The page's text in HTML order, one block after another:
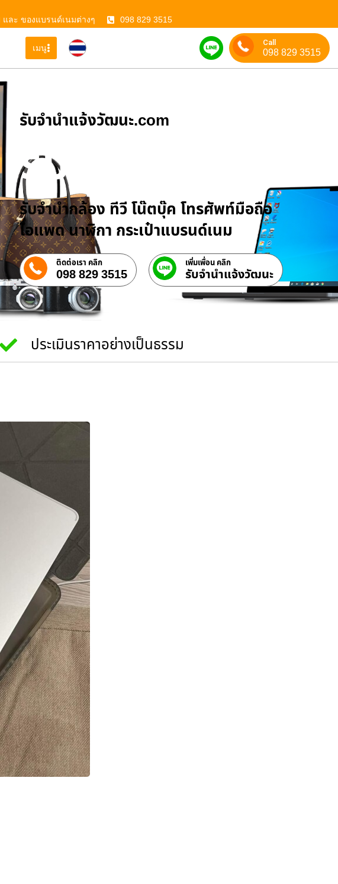
และ ของแบรนด์เนมต่างๆ 098 829 3515
เมนู
Call
098 829 3515
รับจํานําแจ้งวัฒนะ.com
รับจำนำสินค้าไอที
รับจำนำกล้อง ทีวี โน๊ตบุ๊ค โทรศัพท์มือถือ
ไอแพด นาฬิกา กระเป๋าแบรนด์เนม
ติดต่อเรา คลิก
098 829 3515
เพิ่มเพื่อน คลิก
รับจํานําแจ้งวัฒนะ
ประเมินราคาอย่างเป็นธรรม